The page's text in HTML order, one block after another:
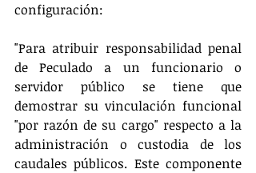
configuración:
"Para atribuir responsabilidad penal
de Peculado a un funcionario o
servidor público se tiene que
demostrar su vinculación funcional
"por razón de su cargo" respecto a la
administración o custodia de los
caudales públicos. Este componente